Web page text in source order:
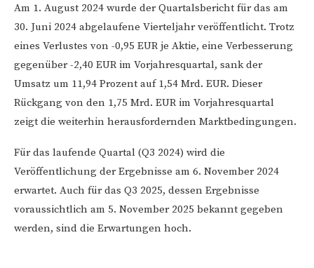
Am 1. August 2024 wurde der Quartalsbericht für das am
30. Juni 2024 abgelaufene Vierteljahr veröffentlicht. Trotz
eines Verlustes von -0,95 EUR je Aktie, eine Verbesserung
gegenüber -2,40 EUR im Vorjahresquartal, sank der
Umsatz um 11,94 Prozent auf 1,54 Mrd. EUR. Dieser
Rückgang von den 1,75 Mrd. EUR im Vorjahresquartal
zeigt die weiterhin herausfordernden Marktbedingungen.
Für das laufende Quartal (Q3 2024) wird die
Veröffentlichung der Ergebnisse am 6. November 2024
erwartet. Auch für das Q3 2025, dessen Ergebnisse
voraussichtlich am 5. November 2025 bekannt gegeben
werden, sind die Erwartungen hoch.